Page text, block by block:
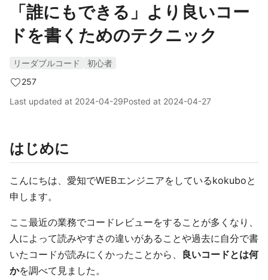
「誰にもできる」より良いコー
ドを書くためのテクニック
リーダブルコード
初心者
257
Last updated at 2024-04-29Posted at 2024-04-27
はじめに
こんにちは、愛知でWEBエンジニアをしているkokuboと
申します。
ここ最近の業務でコードレビューをすることが多くなり、
人によって読みやすさの違いがあることや過去に自分で書
いたコードが読みにくかったことから、 良いコードとは何
かを調べて見ました。